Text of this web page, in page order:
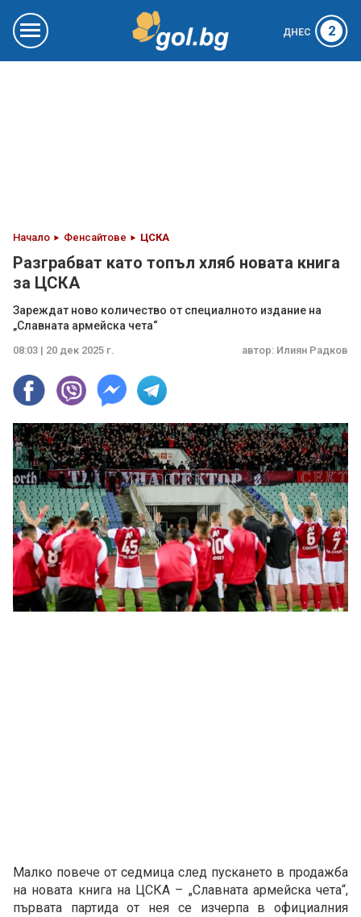
ДНЕС 2
Начало Фенсайтове ЦСКА
Разграбват като топъл хляб новата книга
за ЦСКА
Зареждат ново количество от специалното издание на
„Славната армейска чета“
08:03 | 20 дек 2025 г. автор: Илиян Радков
Малко повече от седмица след пускането в продажба
на новата книга на ЦСКА – „Славната армейска чета“,
първата партида от нея се изчерпа в официалния